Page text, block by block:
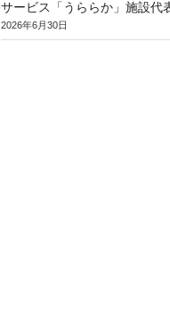
サービス「うららか」施設
2026年6月30日